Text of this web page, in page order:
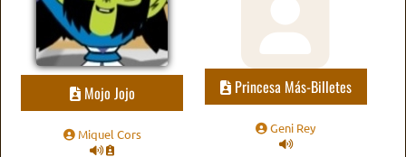
Mojo Jojo
Miquel Cors
Princesa Más-Billetes
Geni Rey